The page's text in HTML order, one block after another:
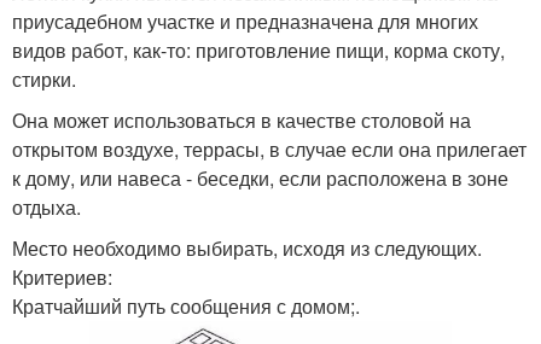
приусадебном участке и предназначена для многих
видов работ, как-то: приготовление пищи, корма скоту,
стирки.
Она может использоваться в качестве столовой на
открытом воздухе, террасы, в случае если она прилегает
к дому, или навеса - беседки, если расположена в зоне
отдыха.
Место необходимо выбирать, исходя из следующих.
Критериев:
Кратчайший путь сообщения с домом;.